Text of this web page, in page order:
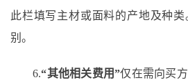
此栏填写主材或面料的产地及种类
别。
6.“其他相关费用”仅在需向买